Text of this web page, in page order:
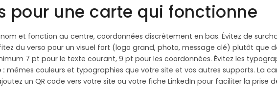
pour une carte qui fonctionne
nom et fonction au centre, coordonnées discrètement en bas. Évitez de
du verso pour un visuel fort (logo grand, photo, message clé) plutôt que
7 pt pour le texte courant, 9 pt pour les coordonnées. Évitez les
: mêmes couleurs et typographies que votre site et vos autres supports. La
un QR code vers votre site ou votre fiche LinkedIn pour faciliter la prise